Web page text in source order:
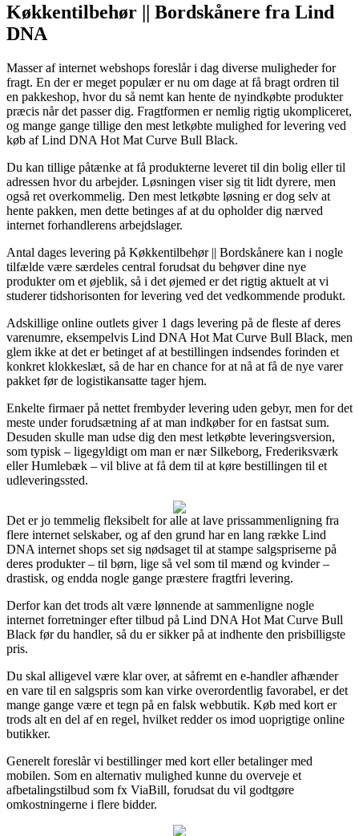
Køkkentilbehør || Bordskånere fra Lind
DNA
Masser af internet webshops foreslår i dag diverse muligheder for
fragt. En der er meget populær er nu om dage at få bragt ordren til
en pakkeshop, hvor du så nemt kan hente de nyindkøbte produkter
præcis når det passer dig. Fragtformen er nemlig rigtig ukompliceret,
og mange gange tillige den mest letkøbte mulighed for levering ved
køb af Lind DNA Hot Mat Curve Bull Black.
Du kan tillige påtænke at få produkterne leveret til din bolig eller til
adressen hvor du arbejder. Løsningen viser sig tit lidt dyrere, men
også ret overkommelig. Den mest letkøbte løsning er dog selv at
hente pakken, men dette betinges af at du opholder dig nærved
internet forhandlerens arbejdslager.
Antal dages levering på Køkkentilbehør || Bordskånere kan i nogle
tilfælde være særdeles central forudsat du behøver dine nye
produkter om et øjeblik, så i det øjemed er det rigtig aktuelt at vi
studerer tidshorisonten for levering ved det vedkommende produkt.
Adskillige online outlets giver 1 dags levering på de fleste af deres
varenumre, eksempelvis Lind DNA Hot Mat Curve Bull Black, men
glem ikke at det er betinget af at bestillingen indsendes forinden et
konkret klokkeslæt, så de har en chance for at nå at få de nye varer
pakket før de logistikansatte tager hjem.
Enkelte firmaer på nettet frembyder levering uden gebyr, men for det
meste under forudsætning af at man indkøber for en fastsat sum.
Desuden skulle man udse dig den mest letkøbte leveringsversion,
som typisk – ligegyldigt om man er nær Silkeborg, Frederiksværk
eller Humlebæk – vil blive at få dem til at køre bestillingen til et
udleveringssted.
Det er jo temmelig fleksibelt for alle at lave prissammenligning fra
flere internet selskaber, og af den grund har en lang række Lind
DNA internet shops set sig nødsaget til at stampe salgspriserne på
deres produkter – til børn, lige så vel som til mænd og kvinder –
drastisk, og endda nogle gange præstere fragtfri levering.
Derfor kan det trods alt være lønnende at sammenligne nogle
internet forretninger efter tilbud på Lind DNA Hot Mat Curve Bull
Black før du handler, så du er sikker på at indhente den prisbilligste
pris.
Du skal alligevel være klar over, at såfremt en e-handler afhænder
en vare til en salgspris som kan virke overordentlig favorabel, er det
mange gange være et tegn på en falsk webbutik. Køb med kort er
trods alt en del af en regel, hvilket redder os imod uoprigtige online
butikker.
Generelt foreslår vi bestillinger med kort eller betalinger med
mobilen. Som en alternativ mulighed kunne du overveje et
afbetalingstilbud som fx ViaBill, forudsat du vil godtgøre
omkostningerne i flere bidder.